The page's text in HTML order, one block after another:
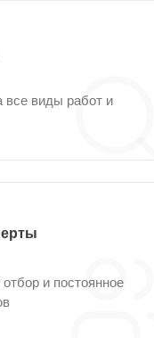
все виды работ и
и постоянное